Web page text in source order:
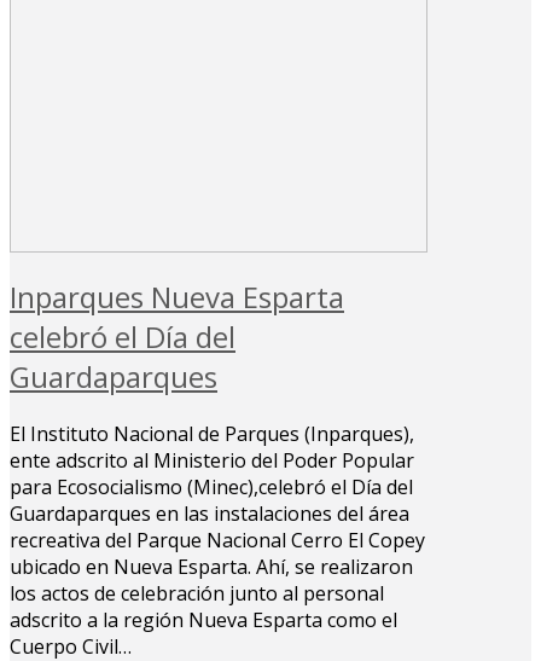
Inparques Nueva Esparta
celebró el Día del
Guardaparques
El Instituto Nacional de Parques (Inparques),
ente adscrito al Ministerio del Poder Popular
para Ecosocialismo (Minec),celebró el Día del
Guardaparques en las instalaciones del área
recreativa del Parque Nacional Cerro El Copey
ubicado en Nueva Esparta. Ahí, se realizaron
los actos de celebración junto al personal
adscrito a la región Nueva Esparta como el
Cuerpo Civil…